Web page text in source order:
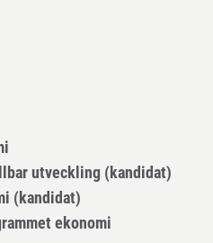
utveckling (kandidat)
(kandidat)
ekonomi